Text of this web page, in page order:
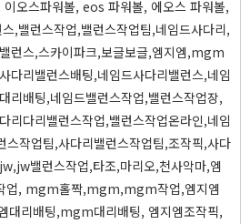
오스파워볼, eos 파워볼, 에오스 파워볼,
,밸런스작업,밸런스작업팀,네임드사다리,
런스,스카이파크,보글보글,엠지엠,mgm
다리밸런스배팅,네임드사다리밸런스,네임
리배팅,네임드밸런스작업,밸런스작업장,
리다리밸런스작업,밸런스작업온라인,네임
스작업팀,사다리밸런스작업팀,조작픽,사다
밸런스작업,타조,마리오,천사악마,엠
업, mgm홀짝,mgm,mgm작업,엠지엠
대리배팅,mgm대리배팅, 엠지엠조작픽,